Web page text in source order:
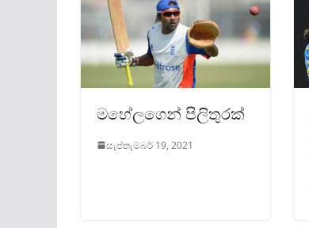
මහේලගෙන් පිලිතුරක්
සැප්තැම්බර් 19, 2021